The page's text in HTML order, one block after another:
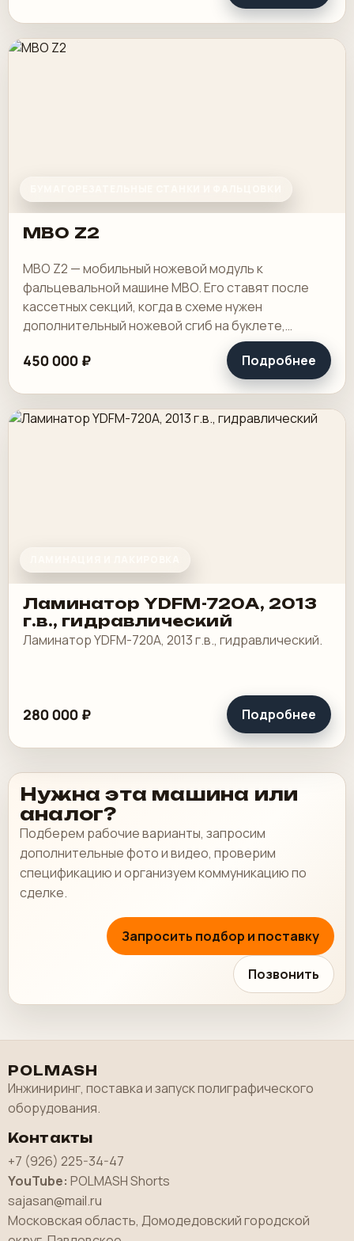
MBO Z2
MBO Z2 — мобильный ножевой модуль к
фальцевальной машине MBO. Его ставят после
кассетных секций, когда в схеме нужен
дополнительный ножевой сгиб на буклете,
тетради или сложной карте фальцовки. Такой
узел расширяет.
450 000 ₽ Подробнее
Ламинатор YDFM-720А, 2013
г.в., гидравлический
Ламинатор YDFM-720А, 2013 г.в., гидравлический.
280 000 ₽ Подробнее
Нужна эта машина или
аналог?
Подберем рабочие варианты, запросим
дополнительные фото и видео, проверим
спецификацию и организуем коммуникацию по
сделке.
Запросить подбор и поставку
Позвонить
POLMASH
Инжиниринг, поставка и запуск полиграфического
оборудования.
Контакты
+7 (926) 225-34-47
YouTube: POLMASH Shorts
sajasan@mail.ru
Московская область, Домодедовский городской